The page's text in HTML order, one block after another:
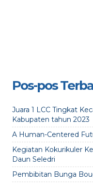
Pos-pos
Juara 1 LCC Tingkat
Kabupaten tahun 2023
A Human-Centered
Kegiatan Kokurikuler
Daun Seledri
Pembibitan Bunga